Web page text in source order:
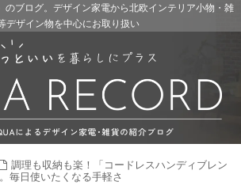
のブログ。デザイン家電から北欧インテリア小物・雑
デザイン物を中心にお取り扱い
調理も収納も楽！「コードレスハンディブレン
毎日使いたくなる手軽さ